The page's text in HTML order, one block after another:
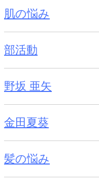
肌の悩み
部活動
野坂 亜矢
金田夏葵
髪の悩み